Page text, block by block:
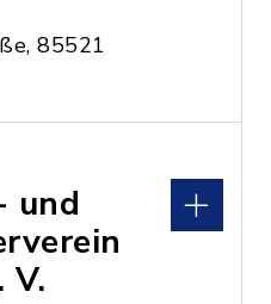
85521
und
V.